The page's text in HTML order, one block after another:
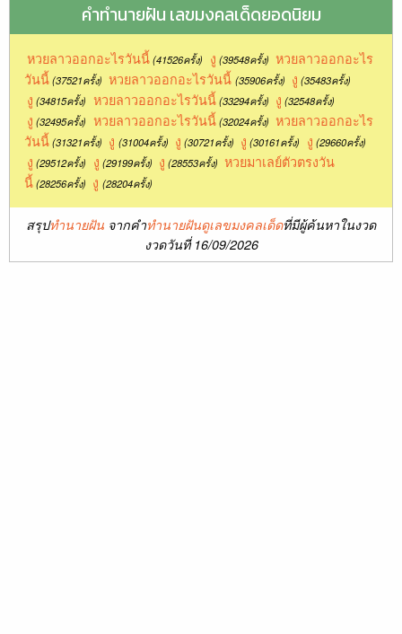
คำทำนายฝัน เลขมงคลเด็ดยอดนิยม
หวยลาวออกอะไรวันนี้ (41526ครั้ง) งู (39548ครั้ง) หวยลาวออกอะไร
วันนี้(37521ครั้ง) หวยลาวออกอะไรวันนี้ (35906ครั้ง) งู (35483ครั้ง)
งู (34815ครั้ง) หวยลาวออกอะไรวันนี้ (33294ครั้ง) งู (32548ครั้ง)
งู (32495ครั้ง) หวยลาวออกอะไรวันนี้ (32024ครั้ง) หวยลาวออกอะไร
วันนี้(31321ครั้ง) งู (31004ครั้ง) งู (30721ครั้ง) งู (30161ครั้ง) งู (29660ครั้ง)
งู (29512ครั้ง) งู (29199ครั้ง) งู (28553ครั้ง) หวยมาเลย์ตัวตรงวัน
นี้(28256ครั้ง) งู (28204ครั้ง)
สรุปทำนายฝัน จากคำทำนายฝันดูเลขมงคลเด็ดที่มีผู้ค้นหาในงวด
งวดวันที่ 16/09/2026